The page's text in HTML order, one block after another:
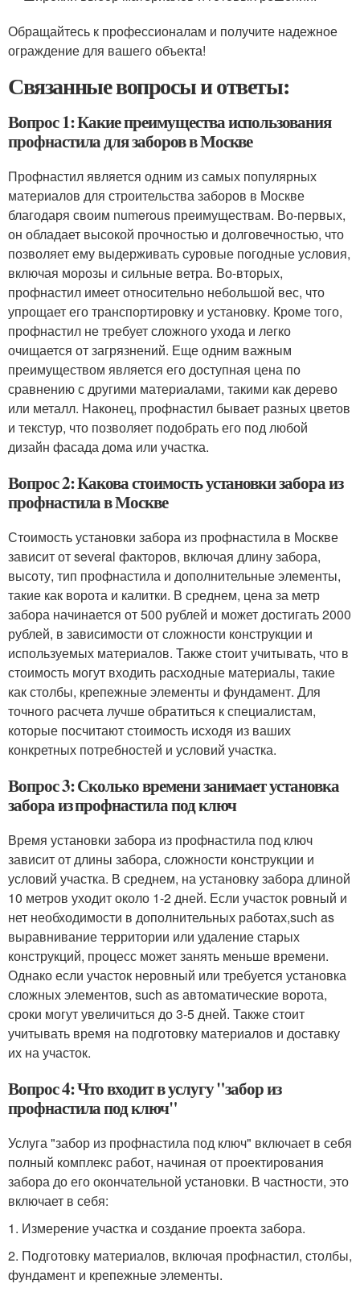
Обращайтесь к профессионалам и получите надежное
ограждение для вашего объекта!
Связанные вопросы и ответы:
Вопрос 1: Какие преимущества использования
профнастила для заборов в Москве
Профнастил является одним из самых популярных
материалов для строительства заборов в Москве
благодаря своим numerous преимуществам. Во-первых,
он обладает высокой прочностью и долговечностью, что
позволяет ему выдерживать суровые погодные условия,
включая морозы и сильные ветра. Во-вторых,
профнастил имеет относительно небольшой вес, что
упрощает его транспортировку и установку. Кроме того,
профнастил не требует сложного ухода и легко
очищается от загрязнений. Еще одним важным
преимуществом является его доступная цена по
сравнению с другими материалами, такими как дерево
или металл. Наконец, профнастил бывает разных цветов
и текстур, что позволяет подобрать его под любой
дизайн фасада дома или участка.
Вопрос 2: Какова стоимость установки забора из
профнастила в Москве
Стоимость установки забора из профнастила в Москве
зависит от several факторов, включая длину забора,
высоту, тип профнастила и дополнительные элементы,
такие как ворота и калитки. В среднем, цена за метр
забора начинается от 500 рублей и может достигать 2000
рублей, в зависимости от сложности конструкции и
используемых материалов. Также стоит учитывать, что в
стоимость могут входить расходные материалы, такие
как столбы, крепежные элементы и фундамент. Для
точного расчета лучше обратиться к специалистам,
которые посчитают стоимость исходя из ваших
конкретных потребностей и условий участка.
Вопрос 3: Сколько времени занимает установка
забора из профнастила под ключ
Время установки забора из профнастила под ключ
зависит от длины забора, сложности конструкции и
условий участка. В среднем, на установку забора длиной
10 метров уходит около 1-2 дней. Если участок ровный и
нет необходимости в дополнительных работах,such as
выравнивание территории или удаление старых
конструкций, процесс может занять меньше времени.
Однако если участок неровный или требуется установка
сложных элементов, such as автоматические ворота,
сроки могут увеличиться до 3-5 дней. Также стоит
учитывать время на подготовку материалов и доставку
их на участок.
Вопрос 4: Что входит в услугу "забор из
профнастила под ключ"
Услуга "забор из профнастила под ключ" включает в себя
полный комплекс работ, начиная от проектирования
забора до его окончательной установки. В частности, это
включает в себя:
1. Измерение участка и создание проекта забора.
2. Подготовку материалов, включая профнастил, столбы,
фундамент и крепежные элементы.